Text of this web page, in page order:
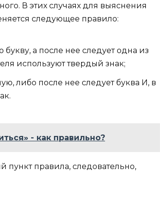
В этих случаях для выяснения
следующее правило:
букву, а после нее следует одна из
используют твердый знак;
либо после нее следует буква И, в
- как правильно?
правила, следовательно,